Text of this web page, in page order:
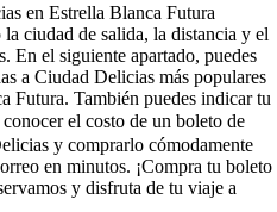
en Estrella Blanca Futura
ciudad de salida, la distancia y el
En el siguiente apartado, puedes
a Ciudad Delicias más populares
Futura. También puedes indicar tu
conocer el costo de un boleto de
y comprarlo cómodamente
en minutos. ¡Compra tu boleto
y disfruta de tu viaje a